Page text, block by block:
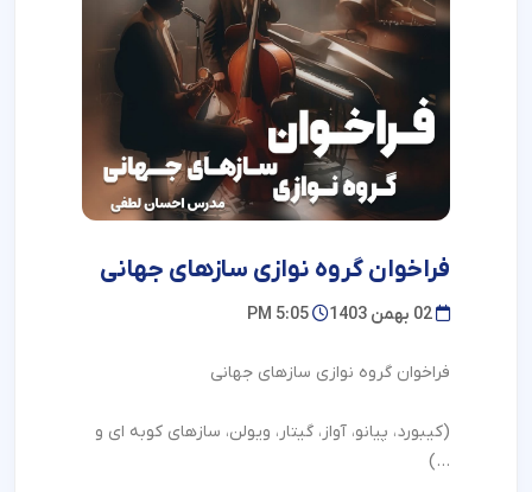
فراخوان گروه نوازی سازهای جهانی
02 بهمن 1403 5:05 PM
فراخوان گروه نوازی سازهای جهانی
(کیبورد، پیانو، آواز، گیتار، ویولن، سازهای کوبه ای و
…)